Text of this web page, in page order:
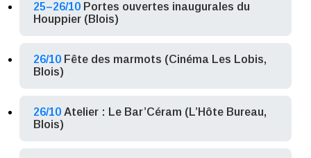
25–26/10 Portes ouvertes inaugurales du
Houppier (Blois)
26/10 Fête des marmots (Cinéma Les Lobis,
Blois)
26/10 Atelier : Le Bar’Céram (L’Hôte Bureau,
Blois)